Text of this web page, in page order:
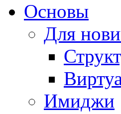
Основы
Для
Имиджи